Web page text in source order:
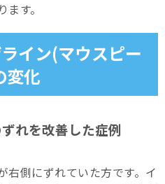
す。
イン(マウスピー
変化
れを改善した症例
右側にずれていた方です。イ